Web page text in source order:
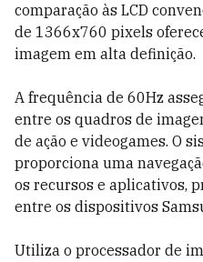
comparação às LCD
de 1366x760 pixels
imagem em alta definição.
A frequência de 60Hz
entre os quadros de
de ação e videogames. O
proporciona uma
os recursos e aplicativos,
entre os dispositivos
Utiliza o processador de